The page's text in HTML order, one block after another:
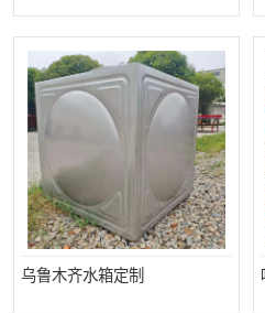
乌鲁木齐水箱定制